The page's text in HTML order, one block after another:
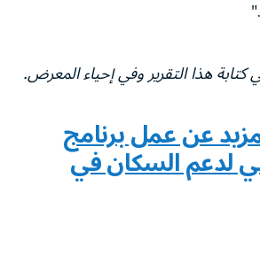
هذا التقرير وفي إحياء المعرض.
عن عمل برنامج
لدعم السكان في